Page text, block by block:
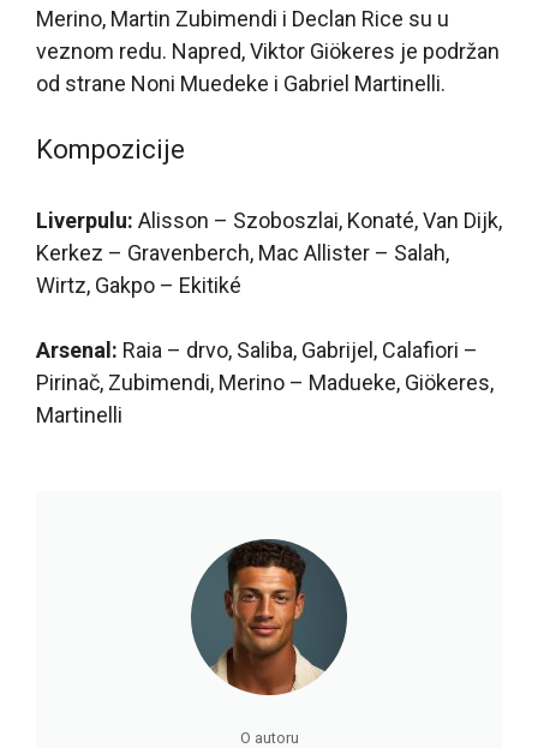
Merino, Martin Zubimendi i Declan Rice su u
veznom redu. Napred, Viktor Giökeres je podržan
od strane Noni Muedeke i Gabriel Martinelli.
Kompozicije
Liverpulu: Alisson – Szoboszlai, Konaté, Van Dijk,
Kerkez – Gravenberch, Mac Allister – Salah,
Wirtz, Gakpo – Ekitiké
Arsenal: Raia – drvo, Saliba, Gabrijel, Calafiori –
Pirinač, Zubimendi, Merino – Madueke, Giökeres,
Martinelli
O autoru